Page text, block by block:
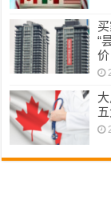
“
价